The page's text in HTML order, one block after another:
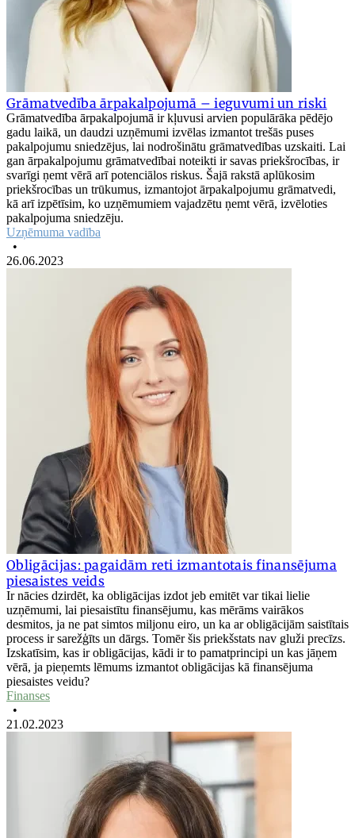
Grāmatvedība ārpakalpojumā – ieguvumi un riski
Grāmatvedība ārpakalpojumā ir kļuvusi arvien populārāka pēdējo
gadu laikā, un daudzi uzņēmumi izvēlas izmantot trešās puses
pakalpojumu sniedzējus, lai nodrošinātu grāmatvedības uzskaiti. Lai
gan ārpakalpojumu grāmatvedībai noteikti ir savas priekšrocības, ir
svarīgi ņemt vērā arī potenciālos riskus. Šajā rakstā aplūkosim
priekšrocības un trūkumus, izmantojot ārpakalpojumu grāmatvedi,
kā arī izpētīsim, ko uzņēmumiem vajadzētu ņemt vērā, izvēloties
pakalpojuma sniedzēju.
Uzņēmuma vadība
•
26.06.2023
Obligācijas: pagaidām reti izmantotais finansējuma
piesaistes veids
Ir nācies dzirdēt, ka obligācijas izdot jeb emitēt var tikai lielie
uzņēmumi, lai piesaistītu finansējumu, kas mērāms vairākos
desmitos, ja ne pat simtos miljonu eiro, un ka ar obligācijām saistītais
process ir sarežģīts un dārgs. Tomēr šis priekšstats nav gluži precīzs.
Izskatīsim, kas ir obligācijas, kādi ir to pamatprincipi un kas jāņem
vērā, ja pieņemts lēmums izmantot obligācijas kā finansējuma
piesaistes veidu?
Finanses
•
21.02.2023